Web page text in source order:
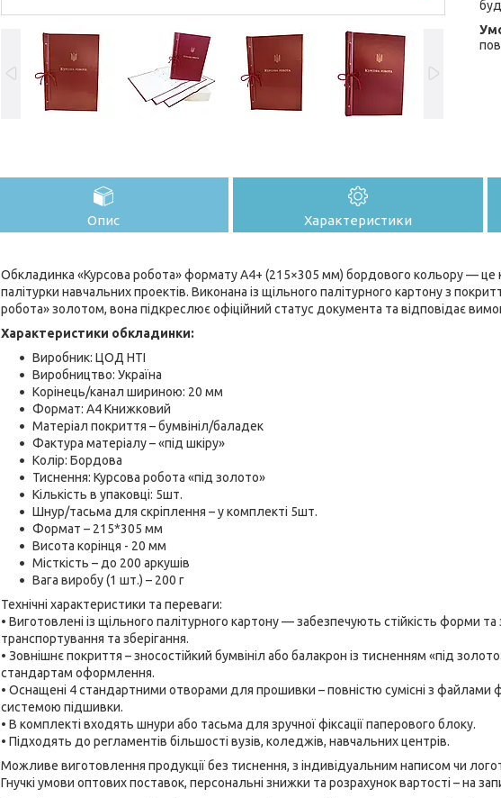
Опис Характеристики
Обкладинка «Курсова робота» формату A4+ (215×305 мм) бордового кольору — це
палітурки навчальних проектів. Виконана із щільного палітурного картону з
робота» золотом, вона підкреслює офіційний статус документа та відповідає
Характеристики обкладинки:
Виробник: ЦОД НТІ
Виробництво: Україна
Корінець/канал шириною: 20 мм
Формат: А4 Книжковий
Матеріал покриття – бумвініл/баладек
Фактура матеріалу – «під шкіру»
Колір: Бордова
Тиснення: Курсова робота «під золото»
Кількість в упаковці: 5шт.
Шнур/тасьма для скріплення – у комплекті 5шт.
Формат – 215*305 мм
Висота корінця - 20 мм
Місткість – до 200 аркушів
Вага виробу (1 шт.) – 200 г
Технічні характеристики та переваги:
• Виготовлені із щільного палітурного картону — забезпечують стійкість форми та
транспортування та зберігання.
• Зовнішнє покриття – зносостійкий бумвініл або балакрон із тисненням «під
стандартам оформлення.
• Оснащені 4 стандартними отворами для прошивки – повністю сумісні з
системою підшивки.
• В комплекті входять шнури або тасьма для зручної фіксації паперового блоку.
• Підходять до регламентів більшості вузів, коледжів, навчальних центрів.
Можливе виготовлення продукції без тиснення, з індивідуальним написом чи
Гнучкі умови оптових поставок, персональні знижки та розрахунок вартості – на